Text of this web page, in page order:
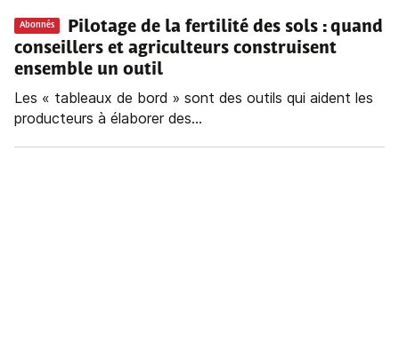
Abonnés
Pilotage de la fertilité des sols : quand
conseillers et agriculteurs construisent
ensemble un outil
Les « tableaux de bord » sont des outils qui aident les
producteurs à élaborer des...